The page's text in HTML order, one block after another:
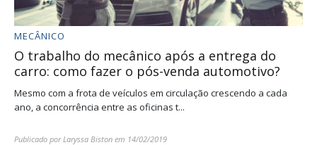
MECÂNICO
O trabalho do mecânico após a entrega do
carro: como fazer o pós-venda automotivo?
Mesmo com a frota de veículos em circulação crescendo a cada
ano, a concorrência entre as oficinas t...
Publicado porLaryssa Biston em 14/02/2019